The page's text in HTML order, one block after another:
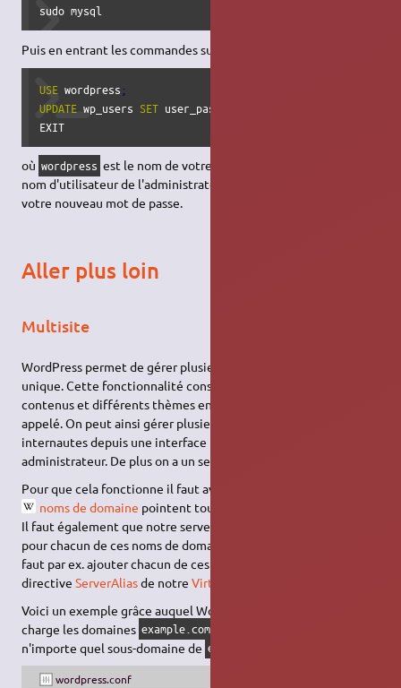
sudo mysql
Puis en entrant les commandes suivantes :
USE wordpress ;
UPDATE wp_users SET user_pass
EXIT
où wordpress est le nom de votre base de données,
nom d'utilisateur de l'administrateur, et
votre nouveau mot de passe.
Aller plus loin
Multisite
WordPress permet de gérer plusieurs sites depuis une instance
unique. Cette fonctionnalité consiste à afficher différents
contenus et différents thèmes en fonction du nom de domaine
appelé. On peut ainsi gérer plusieurs sites distincts pour les
internautes depuis une interface unique et un même compte
administrateur. De plus on a un seul
Pour que cela fonctionne il faut avant tout que les différents
noms de domaine pointent tous sur votre serveur web.
Il faut également que notre serveur web affiche WordPress
pour chacun de ces noms de domaine. Si on utilise
faut par ex. ajouter chacun de ces noms de domaine à la
directiveServerAliasde notreVirtualHost
Voici un exemple grâce auquel WordPress pourra prendre en
charge les domaines example.com
n'importe quel sous-domaine de example.com
wordpress.conf